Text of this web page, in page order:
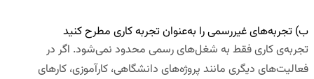
ب) تجربه‌های غیررسمی را به‌عنوان تجربه کاری مطرح کنید
تجربه‌ی کاری فقط به شغل‌های رسمی محدود نمی‌شود. اگر در
فعالیت‌های دیگری مانند پروژه‌های دانشگاهی، کارآموزی، کارهای